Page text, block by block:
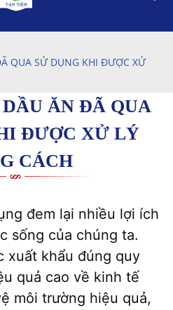
QUA SỬ DỤNG KHI ĐƯỢC XỬ
ĂN ĐÃ QUA
ĐƯỢC XỬ LÝ
CÁCH
đem lại nhiều lợi ích
sống của chúng ta.
xuất khẩu đúng quy
quả cao về kinh tế
môi trường hiệu quả,